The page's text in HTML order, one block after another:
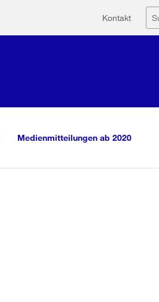
Kontakt
Medienmitteilungen ab 2020